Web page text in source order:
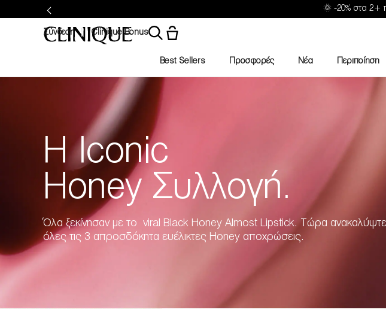
🌞 -20% στα 2+
Σύνδεση Clinique Bonus
Best Sellers Προσφορές Νέα Περιποίηση
Η Iconic
Honey Συλλογή.
Όλα ξεκίνησαν με το viral Black Honey Almost Lipstick. Τώρα ανακαλύψτε
όλες τις 3 απροσδόκητα ευέλικτες Honey αποχρώσεις.